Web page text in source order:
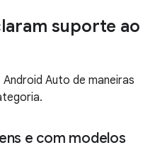
suporte ao
Auto de maneiras
e com modelos